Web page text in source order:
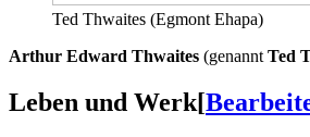
Ted Thwaites (Egmont Ehapa)
Arthur Edward Thwaites (genannt Ted
Leben und Werk[